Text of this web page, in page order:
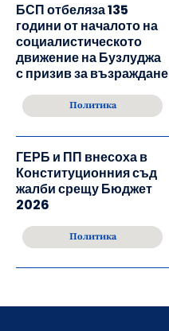
БСП отбеляза 135
години от началото на
социалистическото
движение на Бузлуджа
с призив за възраждане
Политика
ГЕРБ и ПП внесоха в
Конституционния съд
жалби срещу Бюджет
2026
Политика